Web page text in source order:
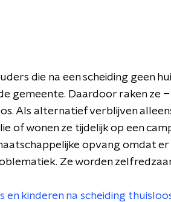
die na een scheiding geen
gemeente. Daardoor raken ze
Als alternatief verblijven
of wonen ze tijdelijk op een
opvang omdat er
Ze worden
en kinderen na scheiding